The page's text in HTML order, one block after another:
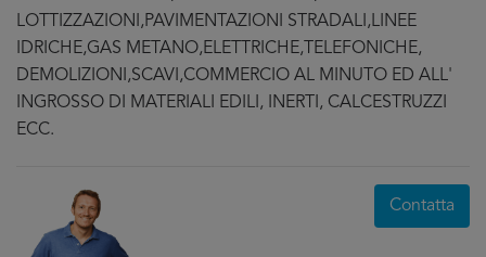
LOTTIZZAZIONI,PAVIMENTAZIONI STRADALI,LINEE
IDRICHE,GAS METANO,ELETTRICHE,TELEFONICHE,
DEMOLIZIONI,SCAVI,COMMERCIO AL MINUTO ED ALL'
INGROSSO DI MATERIALI EDILI, INERTI, CALCESTRUZZI
ECC.
Contatta